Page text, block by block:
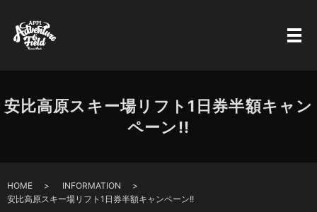
安比高原スキー場リフト1日券半額キャン
ペーン!!
HOME
INFORMATION
安比高原スキー場リフト1日券半額キャンペーン!!